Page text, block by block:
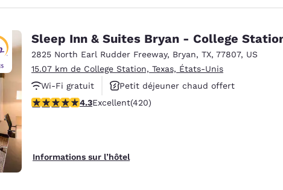
Sleep Inn & Suites Bryan - College
2825 North Earl Rudder Freeway, Bryan, TX, 77807, US
15.07 km de College Station, Texas, États-Unis
Wi-Fi gratuit
Petit déjeuner chaud offert
Piscine extérieure
4.26 étoiles. Excellent. 420 commentaires
4.3Excellent(420)
Informations sur l’hôtel